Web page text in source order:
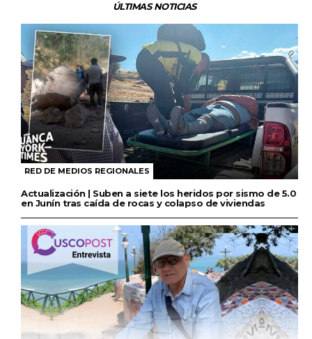
ÚLTIMAS NOTICIAS
RED DE MEDIOS REGIONALES
Actualización | Suben a siete los heridos por sismo de 5.0
en Junín tras caída de rocas y colapso de viviendas